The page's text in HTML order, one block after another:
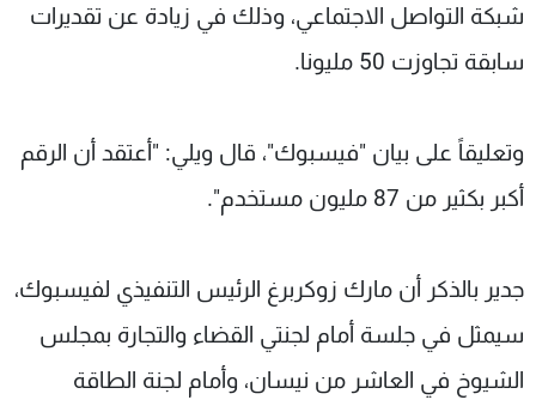
شبكة التواصل الاجتماعي، وذلك في زيادة عن تقديرات
سابقة تجاوزت 50 مليونا.
وتعليقاً على بيان "فيسبوك"، قال ويلي: "أعتقد أن الرقم
أكبر بكثير من 87 مليون مستخدم".
جدير بالذكر أن مارك زوكربرغ الرئيس التنفيذي لفيسبوك،
سيمثل في جلسة أمام لجنتي القضاء والتجارة بمجلس
الشيوخ في العاشر من نيسان، وأمام لجنة الطاقة